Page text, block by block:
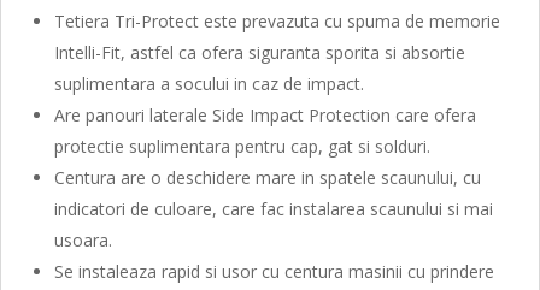
Tetiera Tri-Protect este prevazuta cu spuma de memorie
Intelli-Fit, astfel ca ofera siguranta sporita si absortie
suplimentara a socului in caz de impact.
Are panouri laterale Side Impact Protection care ofera
protectie suplimentara pentru cap, gat si solduri.
Centura are o deschidere mare in spatele scaunului, cu
indicatori de culoare, care fac instalarea scaunului si mai
usoara.
Se instaleaza rapid si usor cu centura masinii cu prindere